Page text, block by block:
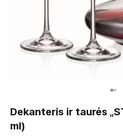
to
beginning
Dekanteris ir taurės
ml)